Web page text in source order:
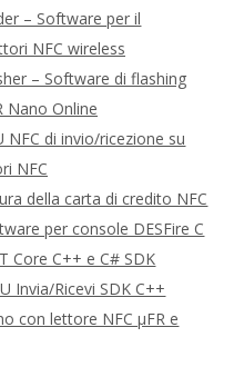
– Software per il
NFC wireless
– Software di flashing
Nano Online
NFC di invio/ricezione su
NFC
della carta di credito NFC
per console DESFire C
Core C++ e C# SDK
Invia/Ricevi SDK C++
con lettore NFC μFR e